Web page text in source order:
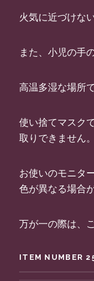
火気に近づけな
また、小児の手
高温多湿な場所
使い捨てマスク
取りできません。
お使いのモニタ
色が異なる場合
万が一の際は、
ITEM NUMBER